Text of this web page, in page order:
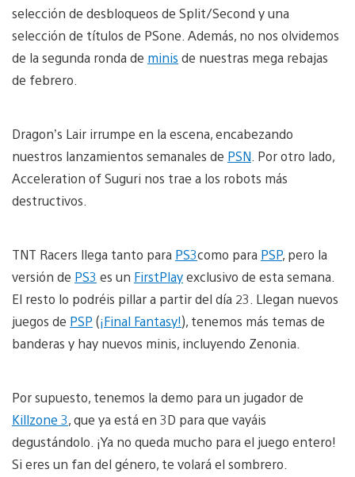
selección de desbloqueos de Split/Second y una
selección de títulos de PSone. Además, no nos olvidemos
de la segunda ronda de minis de nuestras mega rebajas
de febrero.
Dragon’s Lair irrumpe en la escena, encabezando
nuestros lanzamientos semanales de PSN . Por otro lado,
Acceleration of Suguri nos trae a los robots más
destructivos.
TNT Racers llega tanto para PS3como para PSP, pero la
versión de PS3 es un FirstPlayexclusivo de esta semana.
El resto lo podréis pillar a partir del día 23. Llegan nuevos
juegos de PSP (¡Final Fantasy!), tenemos más temas de
banderas y hay nuevos minis, incluyendo Zenonia.
Por supuesto, tenemos la demo para un jugador de
Killzone 3, que ya está en 3D para que vayáis
degustándolo. ¡Ya no queda mucho para el juego entero!
Si eres un fan del género, te volará el sombrero.